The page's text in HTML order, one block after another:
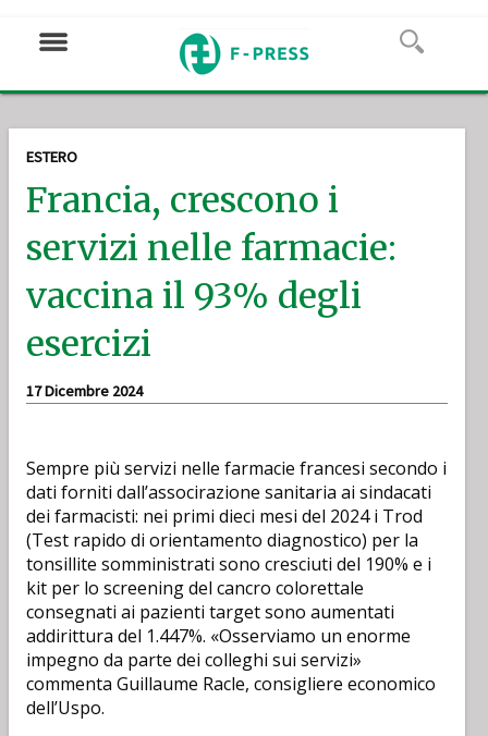
ESTERO
Francia, crescono i
servizi nelle farmacie:
vaccina il 93% degli
esercizi
17 Dicembre 2024
Sempre più servizi nelle farmacie francesi secondo i
dati forniti dall’associrazione sanitaria ai sindacati
dei farmacisti: nei primi dieci mesi del 2024 i Trod
(Test rapido di orientamento diagnostico) per la
tonsillite somministrati sono cresciuti del 190% e i
kit per lo screening del cancro colorettale
consegnati ai pazienti target sono aumentati
addirittura del 1.447%. «Osserviamo un enorme
impegno da parte dei colleghi sui servizi»
commenta Guillaume Racle, consigliere economico
dell’Uspo.